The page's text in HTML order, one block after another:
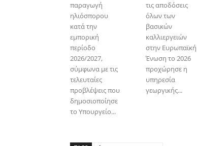
παραγωγή
ηλιόσπορου
κατά την
εμπορική
περίοδο
2026/2027,
σύμφωνα με τις
τελευταίες
προβλέψεις που
δημοσιοποίησε
το Υπουργείο...
τις αποδόσεις
όλων των
βασικών
καλλιεργειών
στην Ευρωπαϊκή
Ένωση το 2026
προχώρησε η
υπηρεσία
γεωργικής...